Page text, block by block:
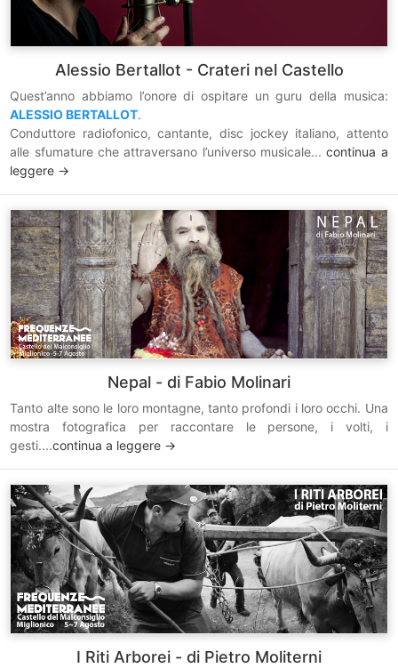
Alessio Bertallot - Crateri nel Castello
Quest’anno abbiamo l’onore di ospitare un guru della musica:
ALESSIO BERTALLOT.
Conduttore radiofonico, cantante, disc jockey italiano, attento
alle sfumature che attraversano l’universo musicale...continua a
leggere ->
Nepal - di Fabio Molinari
Tanto alte sono le loro montagne, tanto profondi i loro occhi. Una
mostra fotografica per raccontare le persone, i volti, i
gesti....continua a leggere ->
I Riti Arborei - di Pietro Moliterni